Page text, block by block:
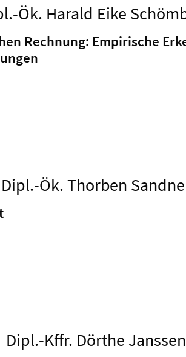
Ök. Harald Eike
Rechnung: Empirische
Dipl.-Ök. Thorben
Dipl.-Kffr. Dörthe Janssen